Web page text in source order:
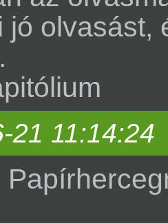
jó olvasást,
21 11:14:24